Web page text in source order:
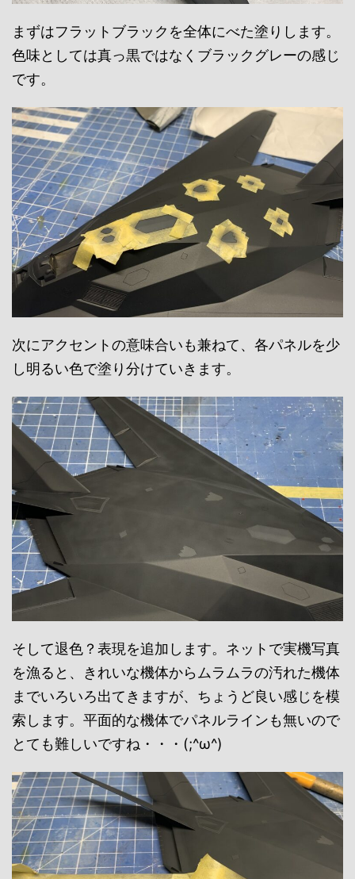
まずはフラットブラックを全体にべた塗りします。
色味としては真っ黒ではなくブラックグレーの感じ
です。
次にアクセントの意味合いも兼ねて、各パネルを少
し明るい色で塗り分けていきます。
そして退色？表現を追加します。ネットで実機写真
を漁ると、きれいな機体からムラムラの汚れた機体
までいろいろ出てきますが、ちょうど良い感じを模
索します。平面的な機体でパネルラインも無いので
とても難しいですね・・・(;^ω^)